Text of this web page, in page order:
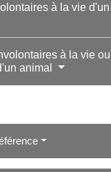
à la vie d'un
à la vie
animal